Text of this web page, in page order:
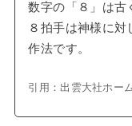
数字の「８」は古
８拍手は神様に対
作法です。
引用：出雲大社ホー